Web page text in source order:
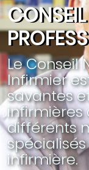
Le Conseil
Infirmier
savantes
infirmières
différents
infirmière.